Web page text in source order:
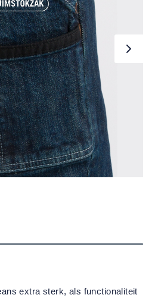
extra sterk, als functionaliteit